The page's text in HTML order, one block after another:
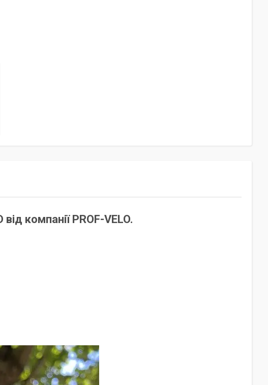
від компанії PROF-VELO.